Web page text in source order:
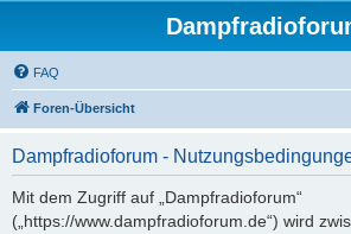
FAQ
Foren-Übersicht
Dampfradioforum -
Mit dem Zugriff auf „Dampfradioforum“
(„https://www.dampfradioforum.de“) wird